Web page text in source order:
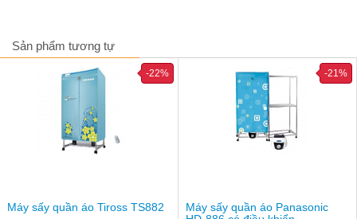
Tủ sấy quần áo Bennix BN-115BIG
Thông số kỹ thuật
Hẹn giờ: 180 phút
Bảng điều khiển: Núm vặn cơ
Công suất tủ BN-115BIG Plus: 2.300W
Sản phẩm tương tự
Máy sấy quần áo Tiross TS882
-22%
Máy sấy quần áo Panasonic
-21%